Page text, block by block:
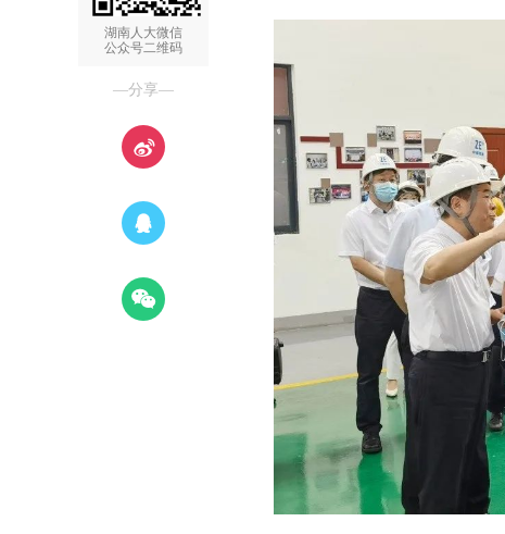
湖南人大微信
公众号二维码
—分享—